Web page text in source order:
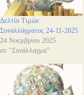
Δελτίο Τιμών
Συναλλάγματος 24-11-2025
24 Νοεμβρίου 2025
σε "Συνάλλαγμα"